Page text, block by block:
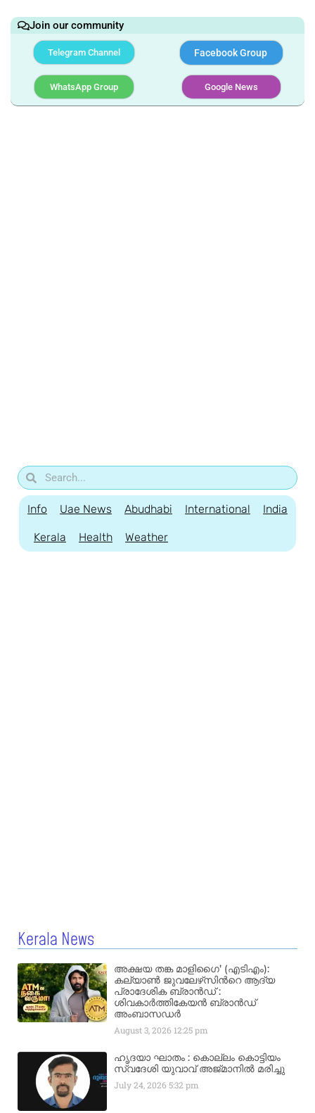
Join our community
Telegram Channel Facebook Group
WhatsApp Group Google News
Info Uae News Abudhabi International India
Kerala Health Weather
Kerala News
അക്ഷയ തങ്ക മാളിഗൈ’ (എടിഎം):
കല്യാണ്‍ ജുവലേഴ്‌സിന്‍റെ ആദ്യ
പ്രാദേശിക ബ്രാന്‍ഡ് :
ശിവകാര്‍ത്തികേയന്‍ ബ്രാന്‍ഡ്
അംബാസഡര്‍
August 3, 2026 12:25 pm
ഹൃദയാ ഘാതം : കൊല്ലം കൊട്ടിയം
സ്വദേശി യുവാവ് അജ്മാനിൽ മരിച്ചു
July 24, 20265:32 pm